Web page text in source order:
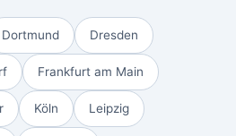
Dortmund Dresden
Frankfurt am Main
Köln Leipzig